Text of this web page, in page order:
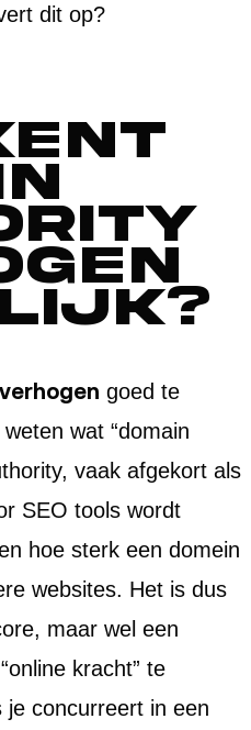
dit op?
goed te
wat “domain
vaak afgekort als
SEO tools wordt
hoe sterk een domein
websites. Het is dus
maar wel een
kracht” te
je concurreert in een